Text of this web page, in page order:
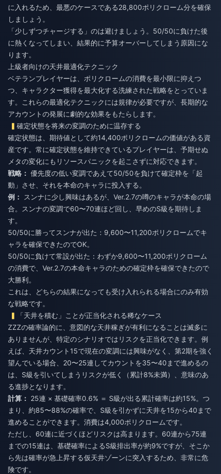
に入れるため、最悪のケースである28,800ポリクローム分を確保
しましょう。
「少しずつチャージする」のは避けましょう。50/50に負けた後
に熱くなってしまい、結果的に予算オーバーしてしまう原因にな
ります。
上級者向けの天井最適化テクニック
ベテランプレイヤーは、ポリクロームの消費を最小限に抑えつ
つ、キャラクター獲得を最大化する洗練された戦略をとっていま
す。これらの最適化テクニックには規律が必要ですが、長期的な
アカウントの発展に劇的な効果をもたらします。
確定状態を将来の変調のために温存する
確定状態は、期待値として約14,400ポリクロームの価値がある資
産です。常に確定状態を維持できているプレイヤーは、予期せぬ
メタの変化にもリソースパニックを起こさずに対応できます。
戦略： 優先度の低い変調であえて50/50を負けて確定枠を「起
動」させ、それを本命のキャラに投入する。
例：
スンナに少し興味はあるが、Ver.2.7の噂のキャラが本命の場
合。スンナの変調で60〜70連ほど回し、早めのS級を期待しま
す。
50/50に勝ってスンナが出た：9,600〜11,200ポリクロームでキ
ャラを確保できたのでOK。
50/50に負けて常設が出た：わずか9,600〜11,200ポリクローム
の消費で、Ver.2.7の本命キャラのための確定枠を確保できたので
大勝利。
これは、どちらの結果になっても受け入れられる場合にのみ有効
な戦略です。
「天井を積む」ことが正当化される稀なケース
ZZZの確率論的に、意図的な天井稼ぎが有利になることは滅多に
ありませんが、特定のシナリオではリスクを正当化できます。例
えば、天井カウント15で現在の変調には興味がなく、第2期を強く
望んでいる場合、20〜25連してカウントを35〜40まで進めるの
は、S級を引いてしまうリスクが低く（累計8%未満）、意味のあ
る進捗となります。
計算： 25連 × 基礎確率0.6% ＝ S級が出る累計確率は約15%。つ
まり、約85〜88%の確率で、S級を引かずに天井を15から40まで
進めることができます。消費は4,000ポリクロームです。
ただし、60連に近づくほどリスクは高まります。60連から75連
までの15連は、基礎確率によるS級排出率が約9%ですが、そこか
ら先は確率が急上昇する仮天井ゾーンに突入するため、非常に危
険です。